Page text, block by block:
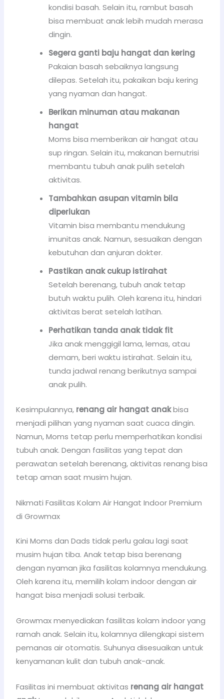
kondisi basah. Selain itu, rambut basah
bisa membuat anak lebih mudah merasa
dingin.
Segera ganti baju hangat dan kering
Pakaian basah sebaiknya langsung
dilepas. Setelah itu, pakaikan baju kering
yang nyaman dan hangat.
Berikan minuman atau makanan
hangat
Moms bisa memberikan air hangat atau
sup ringan. Selain itu, makanan bernutrisi
membantu tubuh anak pulih setelah
aktivitas.
Tambahkan asupan vitamin bila
diperlukan
Vitamin bisa membantu mendukung
imunitas anak. Namun, sesuaikan dengan
kebutuhan dan anjuran dokter.
Pastikan anak cukup istirahat
Setelah berenang, tubuh anak tetap
butuh waktu pulih. Oleh karena itu, hindari
aktivitas berat setelah latihan.
Perhatikan tanda anak tidak fit
Jika anak menggigil lama, lemas, atau
demam, beri waktu istirahat. Selain itu,
tunda jadwal renang berikutnya sampai
anak pulih.
Kesimpulannya, renang air hangat anakbisa
menjadi pilihan yang nyaman saat cuaca dingin.
Namun, Moms tetap perlu memperhatikan kondisi
tubuh anak. Dengan fasilitas yang tepat dan
perawatan setelah berenang, aktivitas renang bisa
tetap aman saat musim hujan.
Nikmati Fasilitas Kolam Air Hangat Indoor Premium
di Growmax
Kini Moms dan Dads tidak perlu galau lagi saat
musim hujan tiba. Anak tetap bisa berenang
dengan nyaman jika fasilitas kolamnya mendukung.
Oleh karena itu, memilih kolam indoor dengan air
hangat bisa menjadi solusi terbaik.
Growmax menyediakan fasilitas kolam indoor yang
ramah anak. Selain itu, kolamnya dilengkapi sistem
pemanas air otomatis. Suhunya disesuaikan untuk
kenyamanan kulit dan tubuh anak-anak.
Fasilitas ini membuat aktivitas renang air hangat